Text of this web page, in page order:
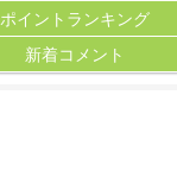
ポイント ランキング
新着コメント